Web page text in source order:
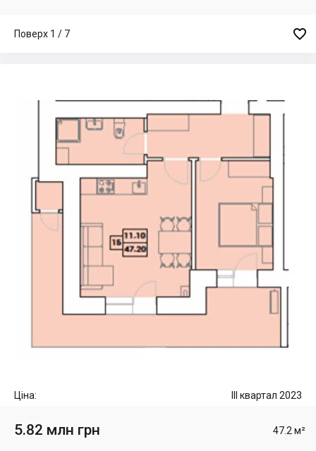
Поверх 1 / 7 
Ціна: III квартал 2023
5.82 млн грн 47.2 м²